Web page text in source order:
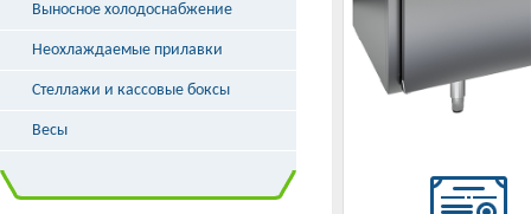
Выносное холодоснабжение
Неохлаждаемые прилавки
Стеллажи и кассовые боксы
Весы